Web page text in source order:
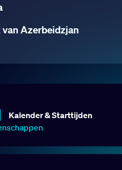
van Azerbeidzjan
Kalender & Starttijden